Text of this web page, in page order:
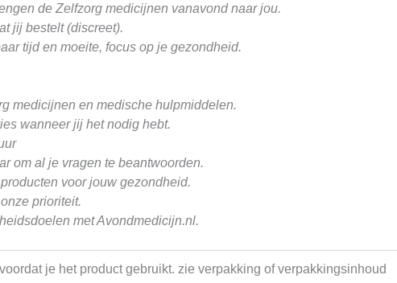
de Zelfzorg medicijnen vanavond naar jou.
jij bestelt (discreet).
tijd en moeite, focus op je gezondheid.
medicijnen en medische hulpmiddelen.
wanneer jij het nodig hebt.
om al je vragen te beantwoorden.
voor jouw gezondheid.
prioriteit.
met Avondmedicijn.nl.
je het product gebruikt. zie verpakking of verpakkingsinhoud